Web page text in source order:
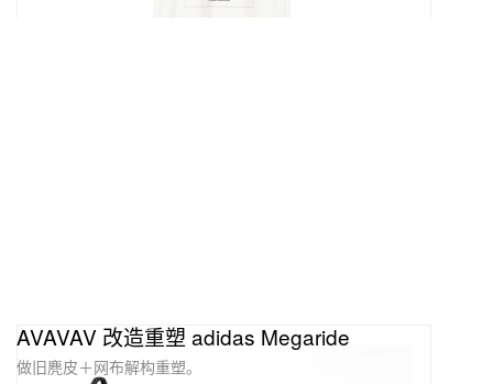
AVAVAV 改造重塑 adidas Megaride
做旧麂皮＋网布解构重塑。